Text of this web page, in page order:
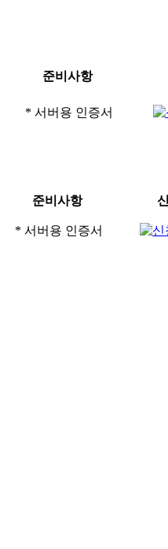
준비사항
* 서버용 인증서
준비사항
* 서버용 인증서